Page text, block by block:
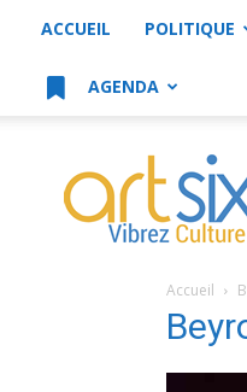
ACCUEIL POLITIQUE
AGENDA
artsixMic
Accueil